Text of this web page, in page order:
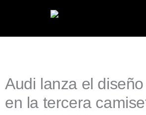
Audi lanza el
en la tercera